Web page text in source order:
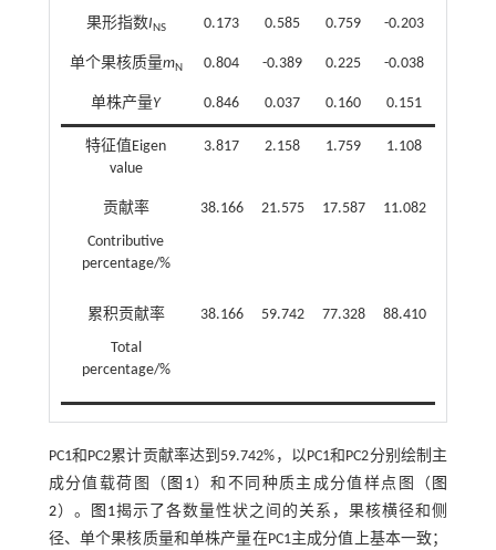
果形指数INS 0.173 0.585 0.759 -0.203
单个果核质量mN 0.804 -0.389 0.225 -0.038
单株产量Y 0.846 0.037 0.160 0.151
特征值Eigen
value
3.817 2.158 1.759 1.108
贡献率
Contributive
percentage/%
38.166 21.575 17.587 11.082
累积贡献率
Total
percentage/%
38.166 59.742 77.328 88.410
PC1和PC2累计贡献率达到59.742%，以PC1和PC2分别绘制主
成分值载荷图（ 图1）和不同种质主成分值样点图（ 图
2）。 图1揭示了各数量性状之间的关系，果核横径和侧
径、单个果核质量和单株产量在PC1主成分值上基本一致；